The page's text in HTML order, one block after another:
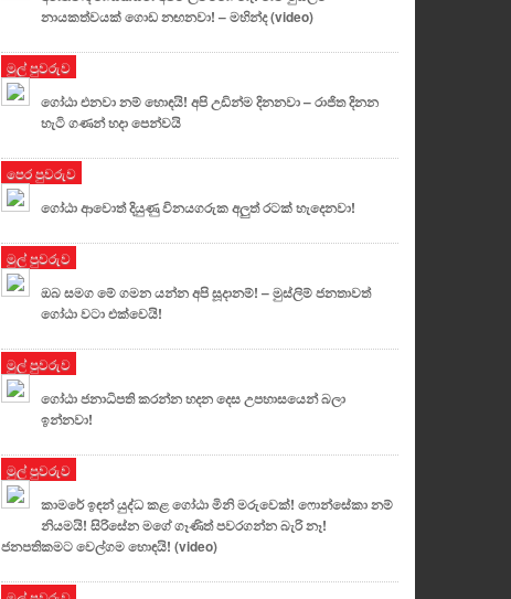
නායකත්වයක් ගොඩ නඟනවා! – මහින්ද (video)
මුල් පුවරුව
ගෝඨා එනවා නම් හොඳයි! අපි උඩින්ම දිනනවා – රාජිත දිනන
හැටි ගණන් හදා පෙන්වයි
පෙර පුවරුව
ගෝඨා ආවොත් දියුණු විනයගරුක අලුත් රටක් හැදෙනවා!
මුල් පුවරුව
ඔබ සමග මේ ගමන යන්න අපි සූදානම්! – මුස්ලිම් ජනතාවත්
ගෝඨා වටා එක්වෙයි!
මුල් පුවරුව
ගෝඨා ජනාධිපති කරන්න හදන දෙස උපහාසයෙන් බලා
ඉන්නවා!
මුල් පුවරුව
කාමරේ ඉඳන් යුද්ධ කළ ගෝඨා මිනි මරුවෙක්! ෆොන්සේකා නම්
නියමයි! සිරිසේන මගේ ගෑණිත් පවරගන්න බැරි නෑ!
ජනපතිකමට වෙල්ගම හොඳයි! (video)